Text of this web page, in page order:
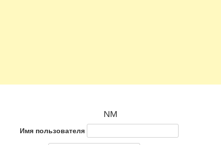
NM
Имя пользователя